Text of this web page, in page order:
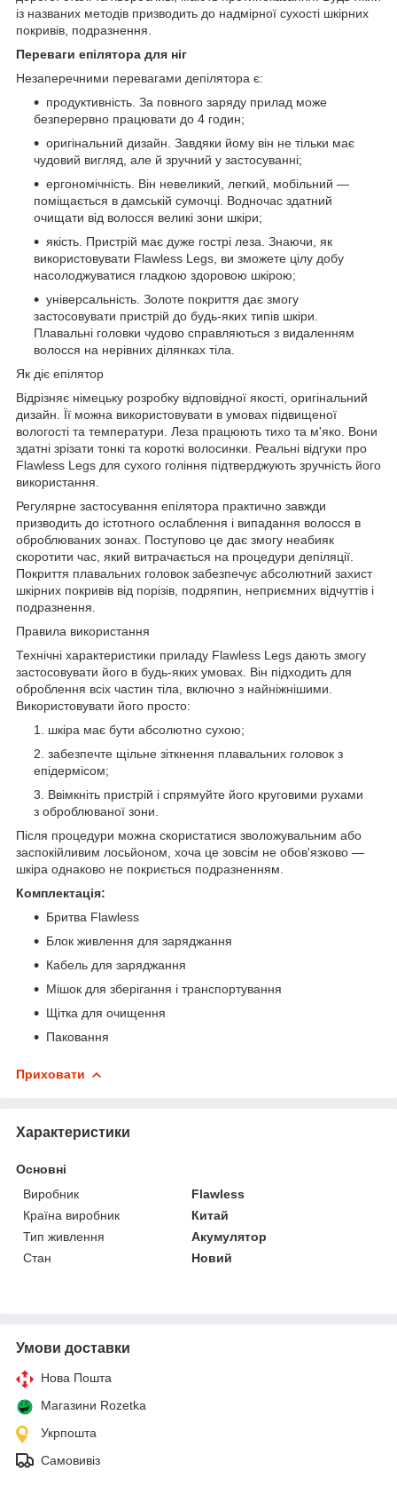
із названих методів призводить до надмірної сухості шкірних
покривів, подразнення.
Переваги епілятора для ніг
Незаперечними перевагами депілятора є:
продуктивність. За повного заряду прилад може
безперервно працювати до 4 годин;
оригінальний дизайн. Завдяки йому він не тільки має
чудовий вигляд, але й зручний у застосуванні;
ергономічність. Він невеликий, легкий, мобільний —
поміщається в дамській сумочці. Водночас здатний
очищати від волосся великі зони шкіри;
якість. Пристрій має дуже гострі леза. Знаючи, як
використовувати Flawless Legs, ви зможете цілу добу
насолоджуватися гладкою здоровою шкірою;
універсальність. Золоте покриття дає змогу
застосовувати пристрій до будь-яких типів шкіри.
Плавальні головки чудово справляються з видаленням
волосся на нерівних ділянках тіла.
Як діє епілятор
Відрізняє німецьку розробку відповідної якості, оригінальний
дизайн. Її можна використовувати в умовах підвищеної
вологості та температури. Леза працюють тихо та м'яко. Вони
здатні зрізати тонкі та короткі волосинки. Реальні відгуки про
Flawless Legs для сухого гоління підтверджують зручність його
використання.
Регулярне застосування епілятора практично завжди
призводить до істотного ослаблення і випадання волосся в
оброблюваних зонах. Поступово це дає змогу неабияк
скоротити час, який витрачається на процедури депіляції.
Покриття плавальних головок забезпечує абсолютний захист
шкірних покривів від порізів, подряпин, неприємних відчуттів і
подразнення.
Правила використання
Технічні характеристики приладу Flawless Legs дають змогу
застосовувати його в будь-яких умовах. Він підходить для
оброблення всіх частин тіла, включно з найніжнішими.
Використовувати його просто:
шкіра має бути абсолютно сухою;
забезпечте щільне зіткнення плавальних головок з
епідермісом;
Ввімкніть пристрій і спрямуйте його круговими рухами
з оброблюваної зони.
Після процедури можна скористатися зволожувальним або
заспокійливим лосьйоном, хоча це зовсім не обов'язково —
шкіра однаково не покриється подразненням.
Комплектація:
Бритва Flawless
Блок живлення для заряджання
Кабель для заряджання
Мішок для зберігання і транспортування
Щітка для очищення
Паковання
Приховати
Характеристики
Основні
Виробник
Flawless
Країна виробник
Китай
Тип живлення
Акумулятор
Стан
Новий
Умови доставки
Нова Пошта
Магазини Rozetka
Укрпошта
Самовивіз